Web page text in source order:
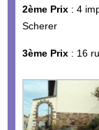
2ème Prix: 4
Scherer
3ème Prix: 16